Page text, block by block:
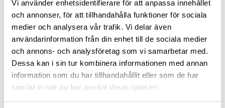
Vi använder enhetsidentifierare för att anpassa innehållet
och annonser, för att tillhandahålla funktioner för sociala
medier och analysera vår trafik. Vi delar även
användarinformation från din enhet till de sociala medier
och annons- och analysföretag som vi samarbetar med.
Dessa kan i sin tur kombinera informationen med annan
information som du har tillhandahållit eller som de har
samlat in när du har använt deras tjänster.
du inte aktivt väljer något annat. Hur stor din
premiebestämda pension blir avgörs av storleken
på inbetalningarna, avkastning och de avgifter
som tas ut.
Läs mer: Räkna ut din tjänstepension